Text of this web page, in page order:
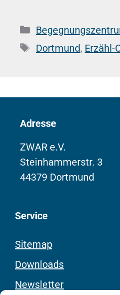
Kategorien
Schlagwörter
Dortmund, Erzähl-
Adresse
ZWAR e.V.
Steinhammerstr. 3
44379 Dortmund
Service
Sitemap
Downloads
Newsletter